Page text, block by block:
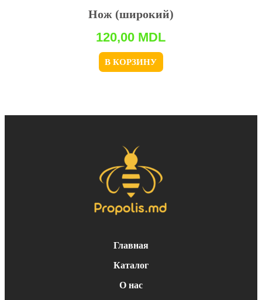
Нож (широкий)
120,00 MDL
В КОРЗИНУ
Главная
Каталог
О нас